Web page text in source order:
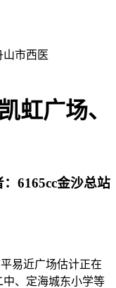
山市西医
虹广场、
6165cc金沙总站
易近广场估计正在
中、定海城东小学等